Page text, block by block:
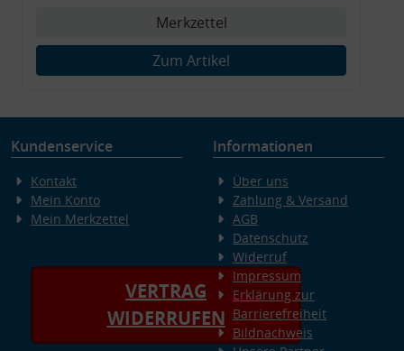
Merkzettel
Zum Artikel
Kundenservice
Kontakt
Mein Konto
Mein Merkzettel
VERTRAG
WIDERRUFEN
Informationen
Über uns
Zahlung & Versand
AGB
Datenschutz
Widerruf
Impressum
Erklärung zur
Barrierefreiheit
Bildnachweis